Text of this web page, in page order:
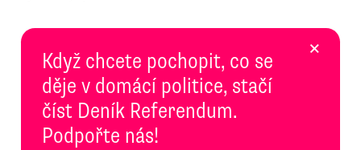
Když chcete pochopit, co se
děje v domácí politice, stačí
číst Deník Referendum.
Podpořte nás!
×